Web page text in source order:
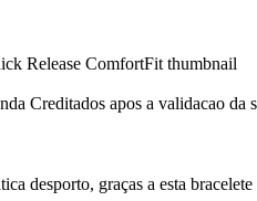
Creditados apos a validacao da
desporto, graças a esta